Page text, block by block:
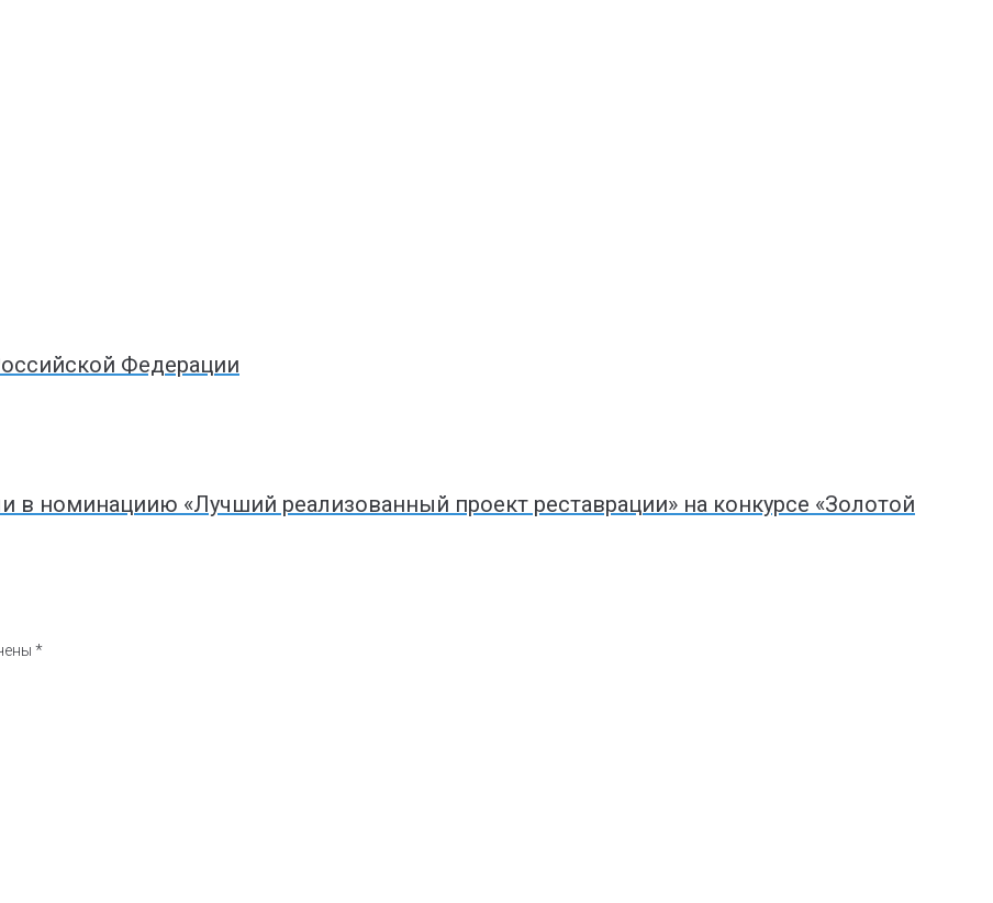
Федерации
номинациию «Лучший реализованный проект реставрации» на конкурсе «Золотой
*